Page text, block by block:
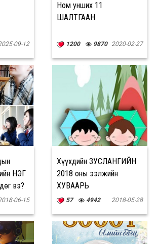
09-12
Ном унших 11
ШАЛТГААН
1200 9870 2020-02-27
НЭГ
вэ?
06-15
Хүүхдийн ЗУСЛАНГИЙН
2018 оны ээлжийн
ХУВААРЬ
57 4942 2018-05-28